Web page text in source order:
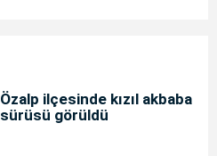
Özalp ilçesinde kızıl akbaba
sürüsü görüldü